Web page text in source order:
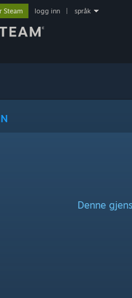
Steam logg inn språk
Denne